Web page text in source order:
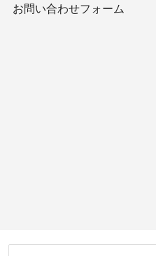
お問い合わせフォーム